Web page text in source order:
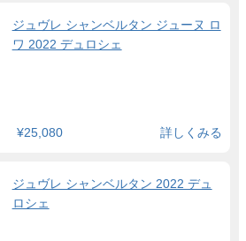
ジュヴレ シャンベルタン ジューヌ ロ
ワ 2022 デュロシェ
¥25,080 詳しくみる
ジュヴレ シャンベルタン 2022 デュ
ロシェ